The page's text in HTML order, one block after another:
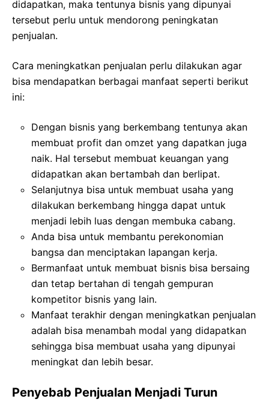
didapatkan, maka tentunya bisnis yang dipunyai
tersebut perlu untuk mendorong peningkatan
penjualan.
Cara meningkatkan penjualan perlu dilakukan agar
bisa mendapatkan berbagai manfaat seperti berikut
ini:
Dengan bisnis yang berkembang tentunya akan
membuat profit dan omzet yang dapatkan juga
naik. Hal tersebut membuat keuangan yang
didapatkan akan bertambah dan berlipat.
Selanjutnya bisa untuk membuat usaha yang
dilakukan berkembang hingga dapat untuk
menjadi lebih luas dengan membuka cabang.
Anda bisa untuk membantu perekonomian
bangsa dan menciptakan lapangan kerja.
Bermanfaat untuk membuat bisnis bisa bersaing
dan tetap bertahan di tengah gempuran
kompetitor bisnis yang lain.
Manfaat terakhir dengan meningkatkan penjualan
adalah bisa menambah modal yang didapatkan
sehingga bisa membuat usaha yang dipunyai
meningkat dan lebih besar.
Penyebab Penjualan Menjadi Turun